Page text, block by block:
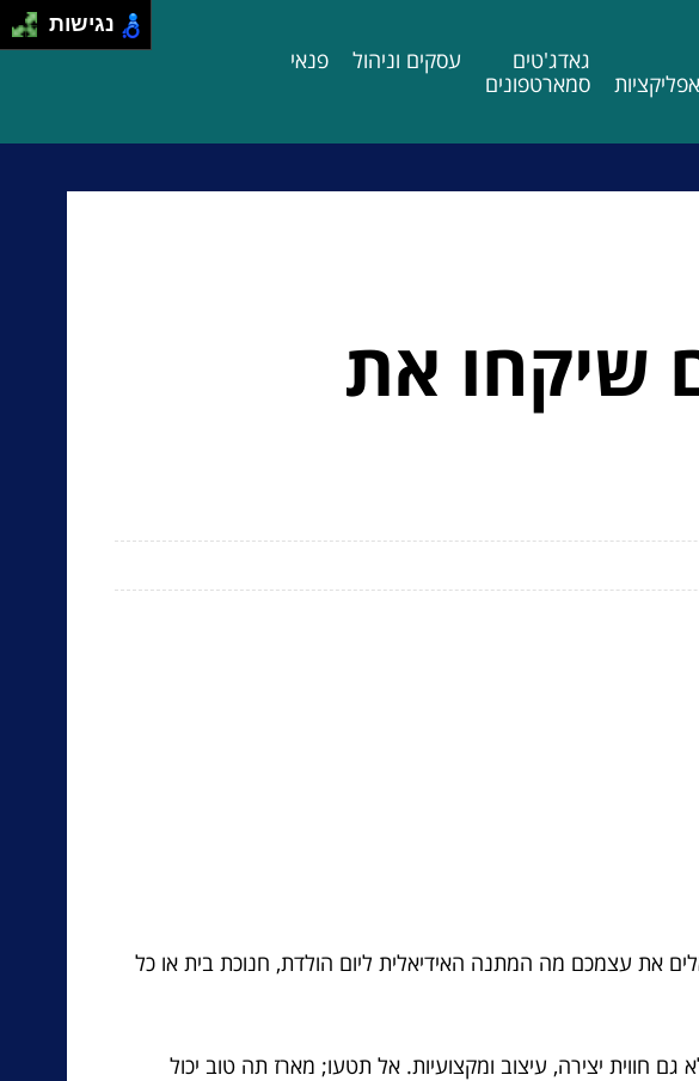
גאדג'טים
סמארטפונים
עסקים וניהול פנאי
שיקחו את
את עצמכם מה המתנה האידיאלית ליום הולדת, חנוכת בית או כל
חווית יצירה, עיצוב ומקצועיות. אל תטעו; מארז תה טוב יכול
נגישות